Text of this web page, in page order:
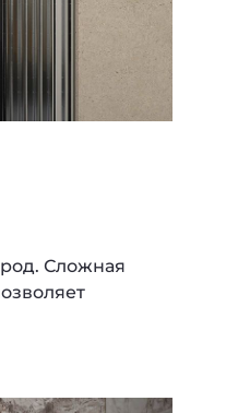
Сложная